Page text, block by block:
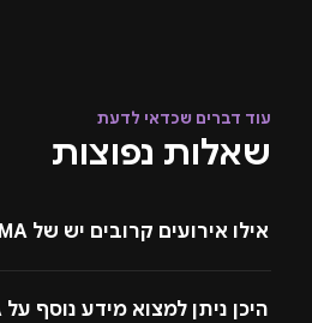
עוד דברים שכדאי לדעת
שאלות נפוצות
אילו אירועים קרובים יש של ANYMA?
היכן ניתן למצוא מידע נוסף על ANYMA?